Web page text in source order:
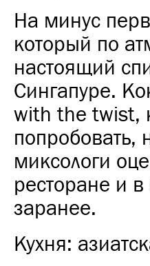
На минус
который по
настоящий
Сингапуре.
with the twist,
попробовать,
миксологи
ресторане и
заранее.
Кухня: